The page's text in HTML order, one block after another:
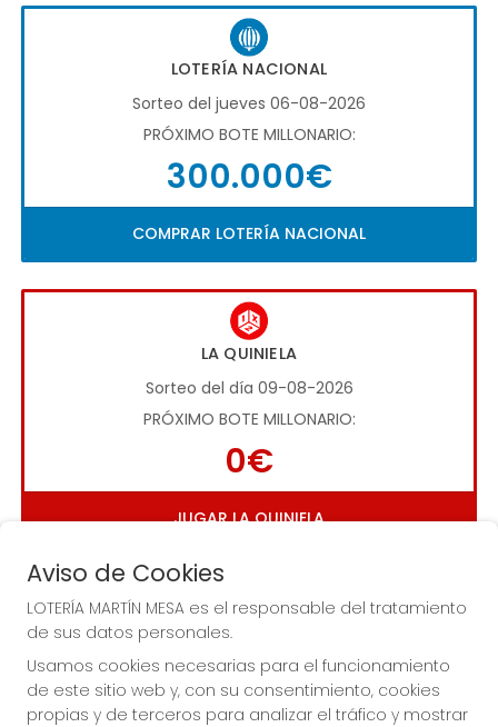
LOTERÍA NACIONAL
Sorteo del jueves 06-08-2026
PRÓXIMO BOTE MILLONARIO:
300.000€
COMPRAR LOTERÍA NACIONAL
LA QUINIELA
Sorteo del día 09-08-2026
PRÓXIMO BOTE MILLONARIO:
0€
JUGAR LA QUINIELA
Imagen anterior
Aviso de Cookies
LOTERÍA MARTÍN MESA es el responsable del tratamiento
de sus datos personales.
Usamos cookies necesarias para el funcionamiento
de este sitio web y, con su consentimiento, cookies
propias y de terceros para analizar el tráfico y mostrar